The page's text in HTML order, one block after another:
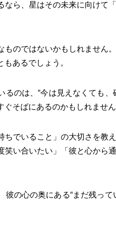
なら、星はその未来に向けて
ものではないかもしれません
あるでしょう。
るのは、“今は見えなくても
そばにあるのかもしれません
ちでいること」の大切さを教
笑い合いたい」「彼と心から
彼の心の奥にある“まだ残っ